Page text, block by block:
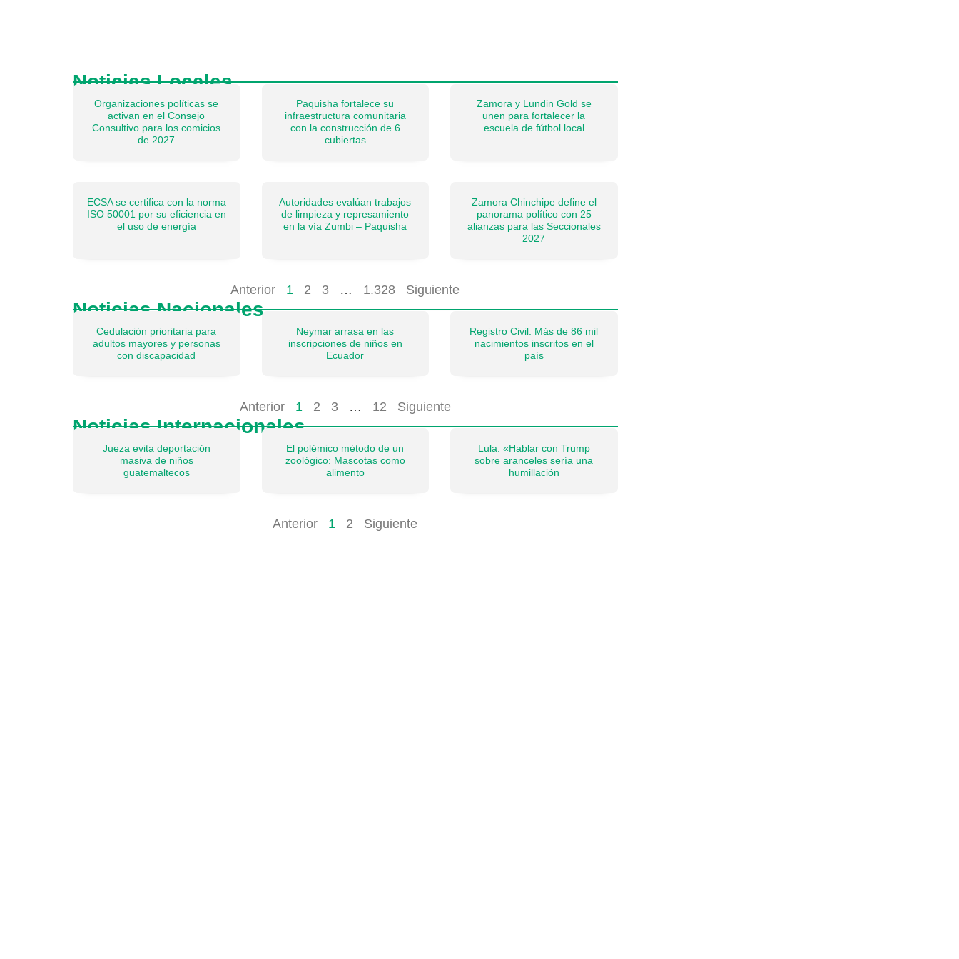
Noticias Locales
Organizaciones políticas se
activan en el Consejo
Consultivo para los comicios
de 2027
Paquisha fortalece su
infraestructura comunitaria
con la construcción de 6
cubiertas
Zamora y Lundin Gold se
unen para fortalecer la
escuela de fútbol local
ECSA se certifica con la norma
ISO 50001 por su eficiencia en
el uso de energía
Autoridades evalúan trabajos
de limpieza y represamiento
en la vía Zumbi – Paquisha
Zamora Chinchipe define el
panorama político con 25
alianzas para las Seccionales
2027
Anterior 1 2 3 … 1.328 Siguiente
Noticias Nacionales
Cedulación prioritaria para
adultos mayores y personas
con discapacidad
Neymar arrasa en las
inscripciones de niños en
Ecuador
Registro Civil: Más de 86 mil
nacimientos inscritos en el
país
Anterior 1 2 3 … 12 Siguiente
Noticias Internacionales
Jueza evita deportación
masiva de niños
guatemaltecos
El polémico método de un
zoológico: Mascotas como
alimento
Lula: «Hablar con Trump
sobre aranceles sería una
humillación
Anterior 1 2 Siguiente